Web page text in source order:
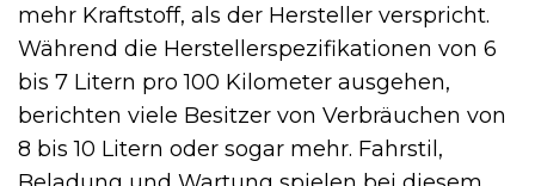
mehr Kraftstoff, als der Hersteller verspricht.
Während die Herstellerspezifikationen von 6
bis 7 Litern pro 100 Kilometer ausgehen,
berichten viele Besitzer von Verbräuchen von
8 bis 10 Litern oder sogar mehr. Fahrstil,